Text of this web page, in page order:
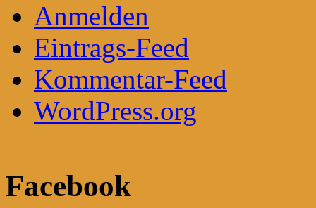
Anmelden
Eintrags-Feed
Kommentar-Feed
WordPress.org
Facebook